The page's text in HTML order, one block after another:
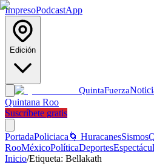
ImpresoPodcastApp
Edición
QuintaFuerza
Quintana Roo
Suscríbete gratis
PortadaPoliciaca 🌀 HuracanesSismos
RooMéxicoPolíticaDeportes
Inicio/Etiqueta: Bellakath